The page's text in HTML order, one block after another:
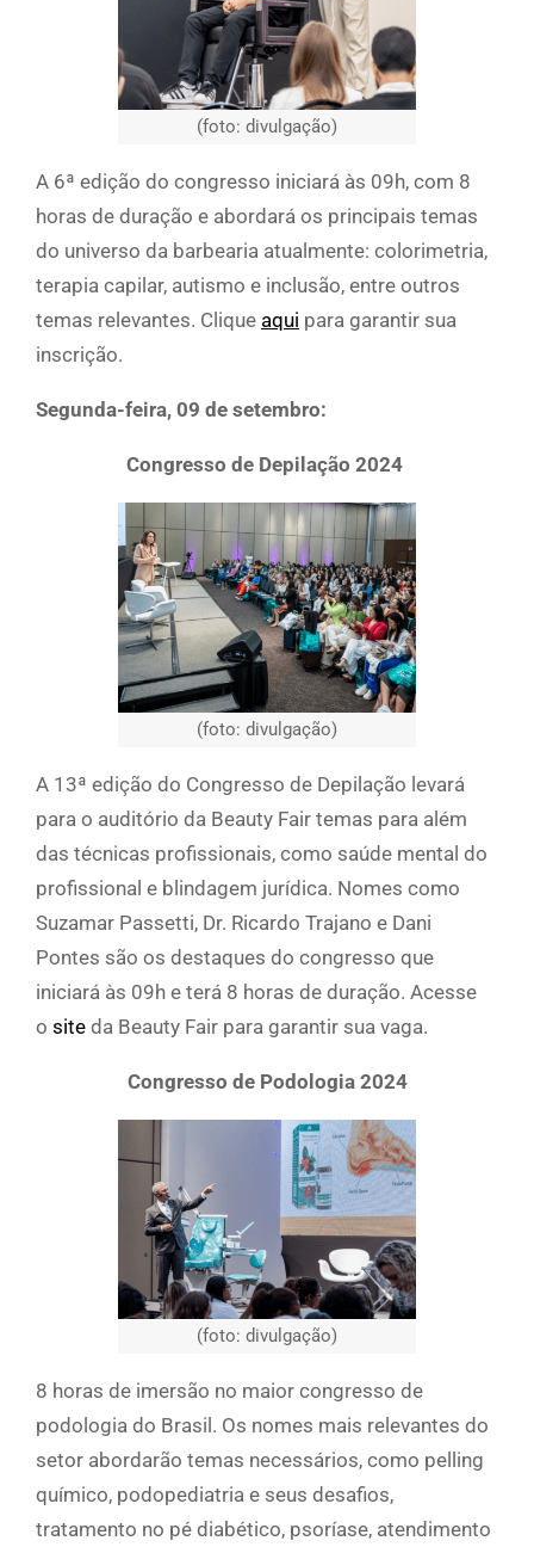
(foto: divulgação)
A 6ª edição do congresso iniciará às 09h, com 8
horas de duração e abordará os principais temas
do universo da barbearia atualmente: colorimetria,
terapia capilar, autismo e inclusão, entre outros
temas relevantes. Clique aqui para garantir sua
inscrição.
Segunda-feira, 09 de setembro:
Congresso de Depilação 2024
(foto: divulgação)
A 13ª edição do Congresso de Depilação levará
para o auditório da Beauty Fair temas para além
das técnicas profissionais, como saúde mental do
profissional e blindagem jurídica. Nomes como
Suzamar Passetti, Dr. Ricardo Trajano e Dani
Pontes são os destaques do congresso que
iniciará às 09h e terá 8 horas de duração. Acesse
o site da Beauty Fair para garantir sua vaga.
Congresso de Podologia 2024
(foto: divulgação)
8 horas de imersão no maior congresso de
podologia do Brasil. Os nomes mais relevantes do
setor abordarão temas necessários, como pelling
químico, podopediatria e seus desafios,
tratamento no pé diabético, psoríase, atendimento